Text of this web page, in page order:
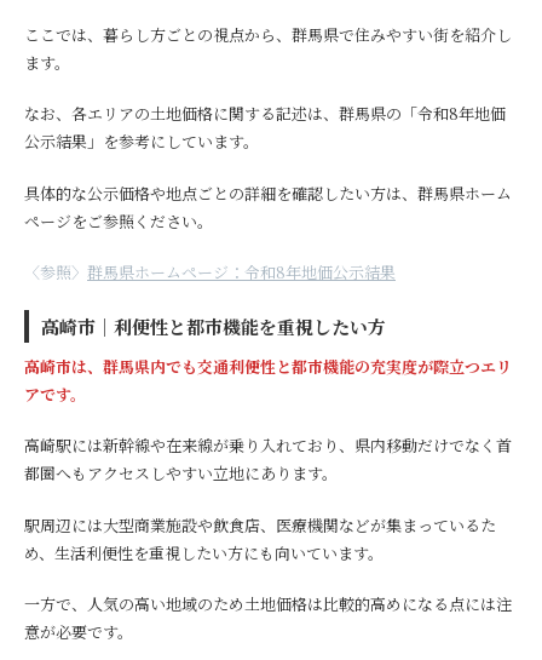
ここでは、暮らし方ごとの視点から、群馬県で住みやすい街を紹介し
ます。
なお、各エリアの土地価格に関する記述は、群馬県の「令和8年地価
公示結果」を参考にしています。
具体的な公示価格や地点ごとの詳細を確認したい方は、群馬県ホーム
ページをご参照ください。
〈参照〉 群馬県ホームページ：令和8年地価公示結果
高崎市｜利便性と都市機能を重視したい方
高崎市は、群馬県内でも交通利便性と都市機能の充実度が際立つエリ
アです。
高崎駅には新幹線や在来線が乗り入れており、県内移動だけでなく首
都圏へもアクセスしやすい立地にあります。
駅周辺には大型商業施設や飲食店、医療機関などが集まっているた
め、生活利便性を重視したい方にも向いています。
一方で、人気の高い地域のため土地価格は比較的高めになる点には注
意が必要です。